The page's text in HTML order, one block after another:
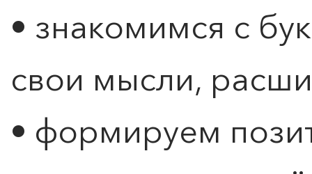
• знакомимся с
свои мысли,
• формируем